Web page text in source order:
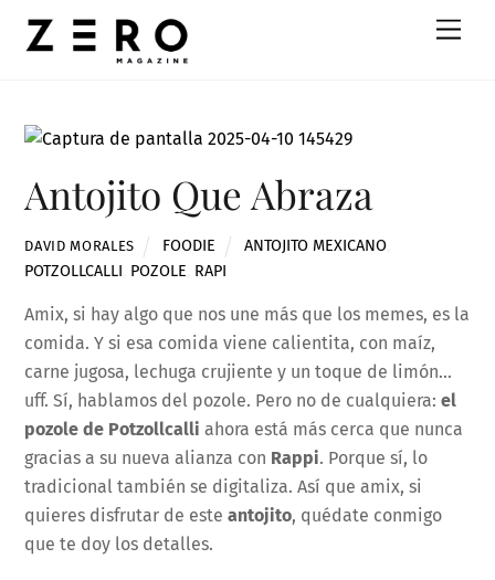
Antojito Que Abraza
DAVID MORALES FOODIE ANTOJITO MEXICANO,
POTZOLLCALLI POZOLE RAPI
Amix, si hay algo que nos une más que los memes, es la
comida. Y si esa comida viene calientita, con maíz,
carne jugosa, lechuga crujiente y un toque de limón…
uff. Sí, hablamos del pozole. Pero no de cualquiera:el
pozole de Potzollcalli ahora está más cerca que nunca
gracias a su nueva alianza con Rappi. Porque sí, lo
tradicional también se digitaliza. Así que amix, si
quieres disfrutar de esteantojito, quédate conmigo
que te doy los detalles.